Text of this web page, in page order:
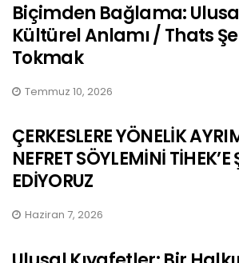
Biçimden Bağlama:
Kültürel Anlamı / Thats
Tokmak
Temmuz 10, 2026
ÇERKESLERE YÖNELİK
NEFRET SÖYLEMİNİ TİHEK’E
EDİYORUZ
Haziran 7, 2026